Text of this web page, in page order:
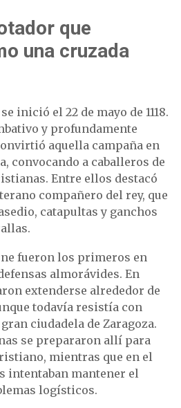
que
una cruzada
inició el 22 de mayo de 1118.
y profundamente
aquella campaña en
convocando a caballeros de
Entre ellos destacó
compañero del rey, que
catapultas y ganchos
fueron los primeros en
almorávides. En
extenderse alrededor de
todavía resistía con
ciudadela de Zaragoza.
se prepararon allí para
mientras que en el
intentaban mantener el
logísticos.